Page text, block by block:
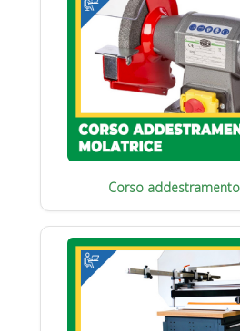
Corso